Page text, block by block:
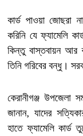
কার্ড পাওয়া
করিনি যে ফ্যামেলি
কিন্তু বাস্তবায়ন আর
তিনি গরিবের বন্ধু।
কেরানীগঞ্জ উপজেলা
জানান, যাদের
হাতে ফ্যামেলি কার্ড